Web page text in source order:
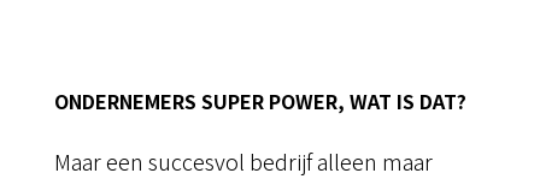
ONDERNEMERS SUPER POWER, WAT IS DAT?
Maar een succesvol bedrijf alleen maar